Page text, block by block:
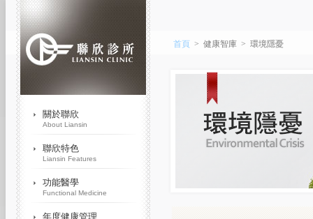
首頁 > 健康智庫 > 環境隱憂